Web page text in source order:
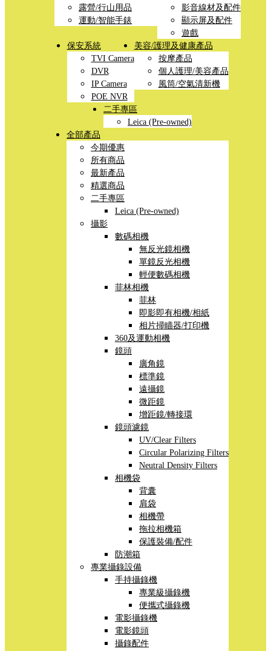
露營/行山用品
運動/智能手錶
影音線材及配件
顯示屏及配件
遊戲
保安系統
TVI Camera
DVR
IP Camera
POE NVR
美容/護理及健康產品
按摩產品
個人護理/美容產品
風筒/空氣清新機
二手專區
Leica (Pre-owned)
全部產品
今期優惠
所有商品
最新產品
精選商品
二手專區
Leica (Pre-owned)
攝影
數碼相機
無反光鏡相機
單鏡反光相機
輕便數碼相機
菲林相機
菲林
即影即有相機/相紙
相片掃瞄器/打印機
360及運動相機
鏡頭
廣角鏡
標準鏡
遠攝鏡
微距鏡
增距鏡/轉接環
鏡頭濾鏡
UV/Clear Filters
Circular Polarizing Filters
Neutral Density Filters
相機袋
背囊
肩袋
相機帶
拖拉相機箱
保護裝備/配件
防潮箱
專業攝錄設備
手持攝錄機
專業級攝錄機
便攜式攝錄機
電影攝錄機
電影鏡頭
攝錄配件